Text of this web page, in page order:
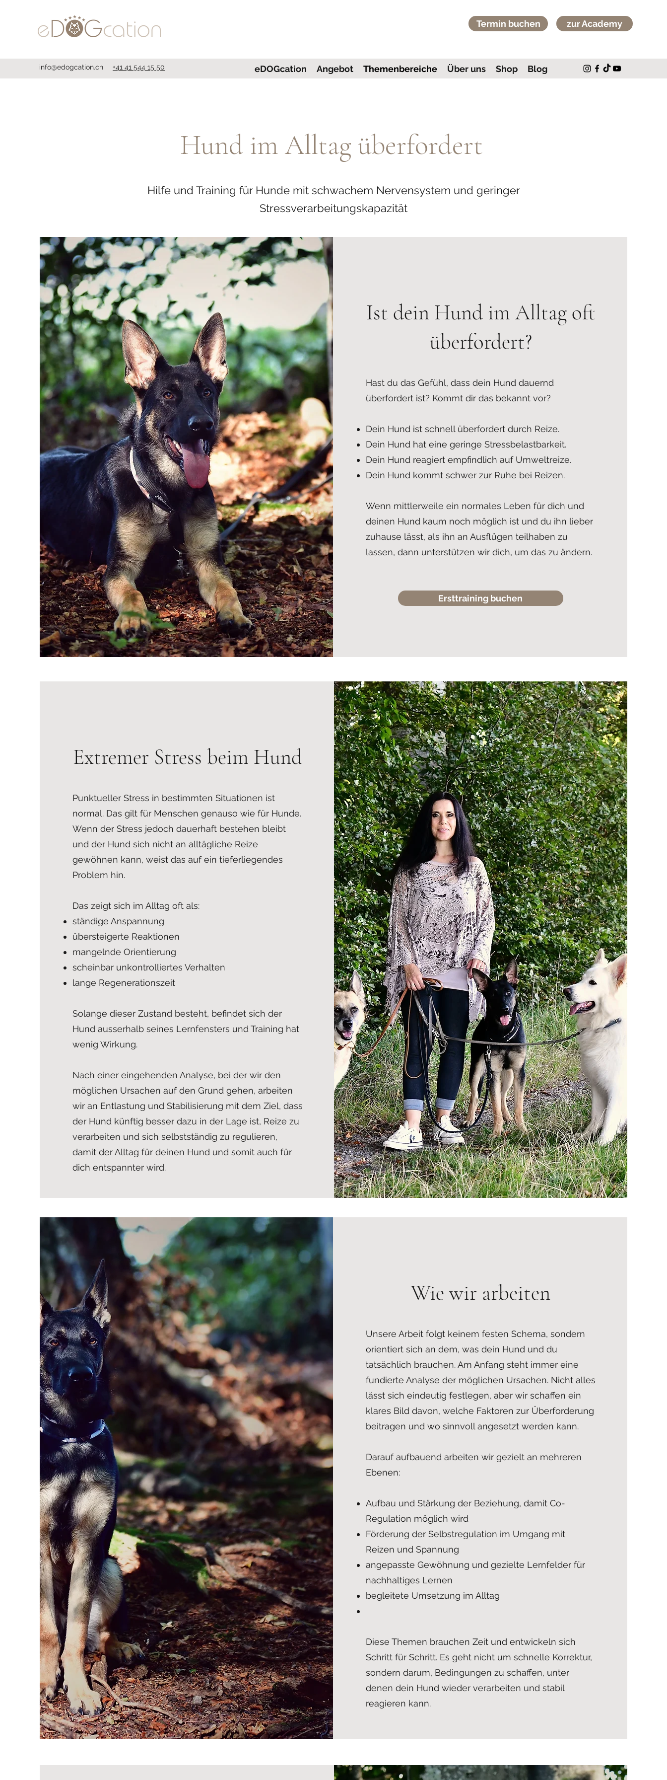
Termin buchen zur Academy
info@edogcation.ch +41 41 544 15 50 eDOGcation Angebot Themenbereiche Über uns Shop Blog
Hund im Alltag überfordert
Hilfe und Training für Hunde mit schwachem Nervensystem und geringer
Stressverarbeitungskapazität
Ist dein Hund im Alltag oft
überfordert?
Hast du das Gefühl, dass dein Hund dauernd
überfordert ist? Kommt dir das bekannt vor?
Dein Hund ist schnell überfordert durch Reize.
Dein Hund hat eine geringe Stressbelastbarkeit.
Dein Hund reagiert empfindlich auf Umweltreize.
Dein Hund kommt schwer zur Ruhe bei Reizen.
Wenn mittlerweile ein normales Leben für dich und
deinen Hund kaum noch möglich ist und du ihn lieber
zuhause lässt, als ihn an Ausflügen teilhaben zu
lassen, dann unterstützen wir dich, um das zu ändern.
Ersttraining buchen
Extremer Stress beim Hund
Punktueller Stress in bestimmten Situationen ist
normal. Das gilt für Menschen genauso wie für Hunde.
Wenn der Stress jedoch dauerhaft bestehen bleibt
und der Hund sich nicht an alltägliche Reize
gewöhnen kann, weist das auf ein tieferliegendes
Problem hin.
Das zeigt sich im Alltag oft als:
ständige Anspannung
übersteigerte Reaktionen
mangelnde Orientierung
scheinbar unkontrolliertes Verhalten
lange Regenerationszeit
Solange dieser Zustand besteht, befindet sich der
Hund ausserhalb seines Lernfensters und Training hat
wenig Wirkung.
Nach einer eingehenden Analyse, bei der wir den
möglichen Ursachen auf den Grund gehen, arbeiten
wir an Entlastung und Stabilisierung mit dem Ziel, dass
der Hund künftig besser dazu in der Lage ist, Reize zu
verarbeiten und sich selbstständig zu regulieren,
damit der Alltag für deinen Hund und somit auch für
dich entspannter wird.
Wie wir arbeiten
Unsere Arbeit folgt keinem festen Schema, sondern
orientiert sich an dem, was dein Hund und du
tatsächlich brauchen. Am Anfang steht immer eine
fundierte Analyse der möglichen Ursachen. Nicht alles
lässt sich eindeutig festlegen, aber wir schaffen ein
klares Bild davon, welche Faktoren zur Überforderung
beitragen und wo sinnvoll angesetzt werden kann.
Darauf aufbauend arbeiten wir gezielt an mehreren
Ebenen:
Aufbau und Stärkung der Beziehung, damit Co-
Regulation möglich wird
Förderung der Selbstregulation im Umgang mit
Reizen und Spannung
angepasste Gewöhnung und gezielte Lernfelder für
nachhaltiges Lernen
begleitete Umsetzung im Alltag
Diese Themen brauchen Zeit und entwickeln sich
Schritt für Schritt. Es geht nicht um schnelle Korrektur,
sondern darum, Bedingungen zu schaffen, unter
denen dein Hund wieder verarbeiten und stabil
reagieren kann.